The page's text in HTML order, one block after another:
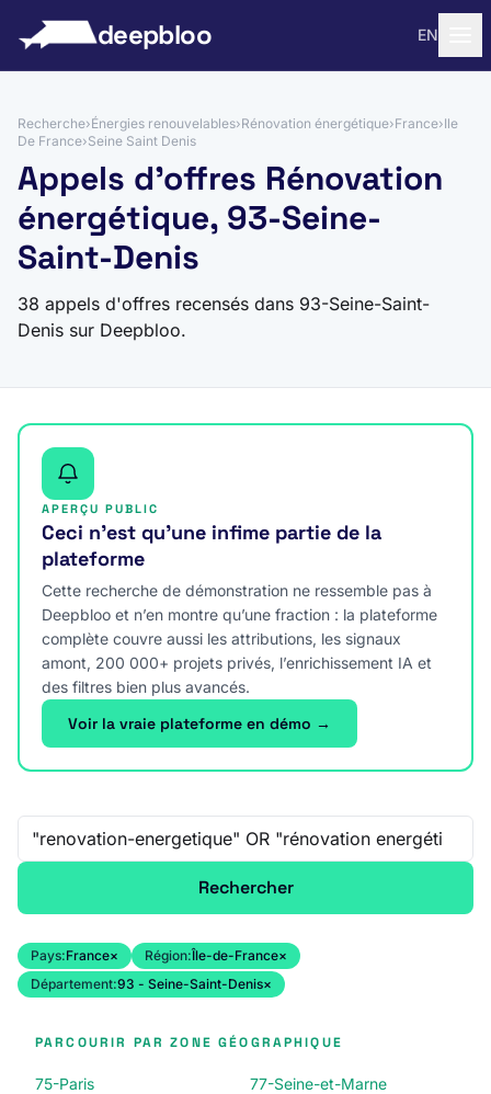
deepbloo EN
Recherche›Énergies renouvelables›Rénovation énergétique›France›Ile
De France›Seine Saint Denis
Appels d'offres Rénovation
énergétique, 93-Seine-
Saint-Denis
38 appels d'offres recensés dans 93-Seine-Saint-
Denis sur Deepbloo.
APERÇU PUBLIC
Ceci n’est qu’une infime partie de la
plateforme
Cette recherche de démonstration ne ressemble pas à
Deepbloo et n’en montre qu’une fraction : la plateforme
complète couvre aussi les attributions, les signaux
amont, 200 000+ projets privés, l’enrichissement IA et
des filtres bien plus avancés.
Voir la vraie plateforme en démo →
Recherche libre
Rechercher
Pays:France× Région:Île-de-France×
Département:93 - Seine-Saint-Denis×
PARCOURIR PAR ZONE GÉOGRAPHIQUE
75-Paris
77-Seine-et-Marne